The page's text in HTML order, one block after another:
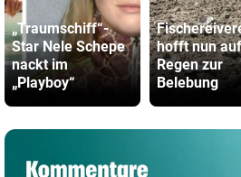
„Traumschiff“-
Star Nele Schepe
nackt im
„Playboy“
hofft nun auf
Regen zur
Belebung